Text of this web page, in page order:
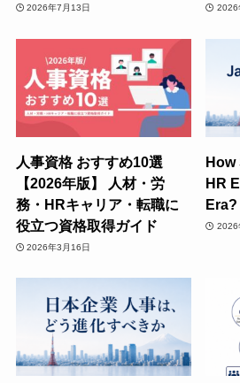
2026年7月13日 2026
人事資格 おすすめ10選
【2026年版】 人材・労
務・HRキャリア・転職に
役立つ資格取得ガイド
2026年3月16日
How
HR
Era?
2026